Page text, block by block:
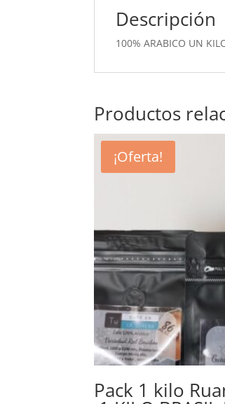
Descripción
100% ARABICO UN
Productos
¡Oferta!
Pack 1 kilo